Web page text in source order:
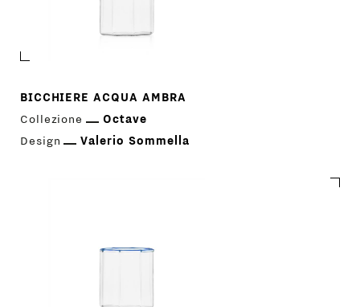
MENU
DESIGNER
AZIENDA
CONTATTI
BICCHIERE ACQUA AMBRA
Collezione
Octave
Design
Valerio Sommella